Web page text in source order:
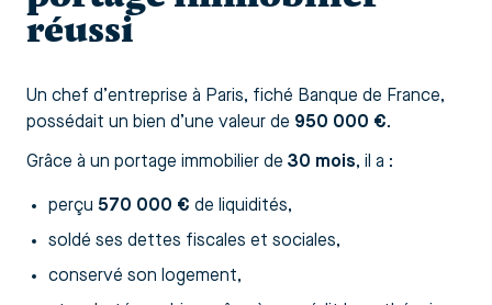
réussi
Un chef d’entreprise à Paris, fiché Banque de France,
possédait un bien d’une valeur de 950 000 €.
Grâce à un portage immobilier de 30 mois, il a :
perçu 570 000 € de liquidités,
soldé ses dettes fiscales et sociales,
conservé son logement,